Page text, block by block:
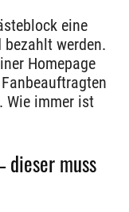
eine
werden.
Homepage
Wie immer ist
dieser muss